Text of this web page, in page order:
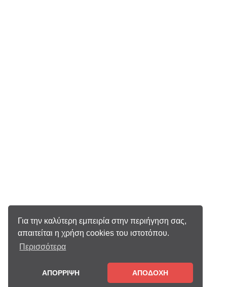
Για την καλύτερη εμπειρία στην περιήγηση σας,
απαιτείται η χρήση cookies του ιστοτόπου.
Περισσότερα
ΑΠΟΡΡΙΨΗ ΑΠΟΔΟΧΗ